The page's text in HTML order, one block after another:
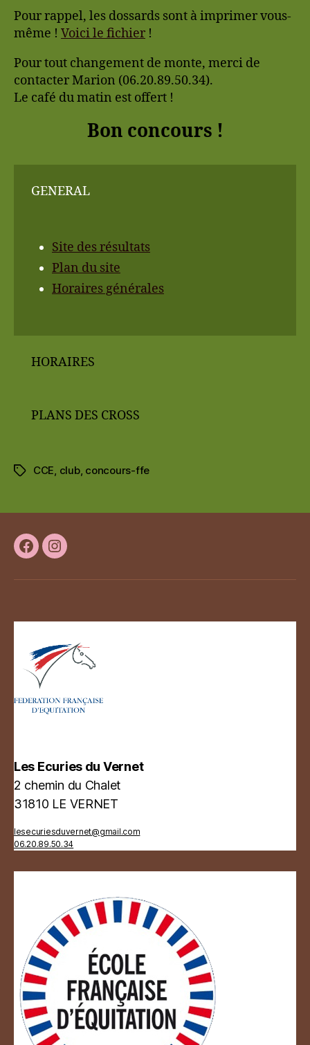
Pour rappel, les dossards sont à imprimer vous-
même ! Voici le fichier !
Pour tout changement de monte, merci de
contacter Marion (06.20.89.50.34).
Le café du matin est offert !
Bon concours !
GENERAL
Site des résultats
Plan du site
Horaires générales
HORAIRES
PLANS DES CROSS
Étiquettes
CCE, club, concours-ffe
FacebookInstagram
Les Ecuries du Vernet
2 chemin du Chalet
31810 LE VERNET
lesecuriesduvernet@gmail.com
06.20.89.50.34